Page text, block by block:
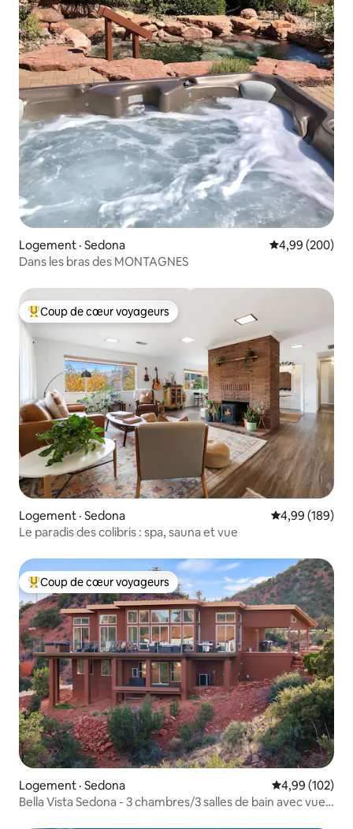
Logement · Sedona Note
4,99 (200)
Dans les bras des MONTAGNES
Coup de cœur voyageurs parmi les plus aimés
Coup de cœur voyageurs
Logement · Sedona Note
4,99 (189)
Le paradis des colibris : spa, sauna et vue
Coup de cœur voyageurs parmi les plus aimés
Coup de cœur voyageurs
Logement · Sedona Note
4,99 (102)
Bella Vista Sedona - 3 chambres/3 salles de bain avec vue